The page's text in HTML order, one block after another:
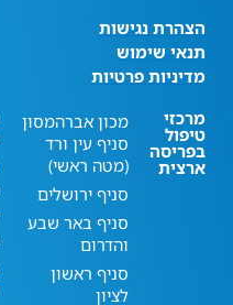
הצהרת נגישות
תנאי שימוש
מדיניות פרטיות
מרכזי
טיפול
בפריסה
ארצית
מכון אברהמסון
סניף עין ורד
(מטה ראשי)
סניף ירושלים
סניף באר שבע
והדרום
סניף ראשון
לציון